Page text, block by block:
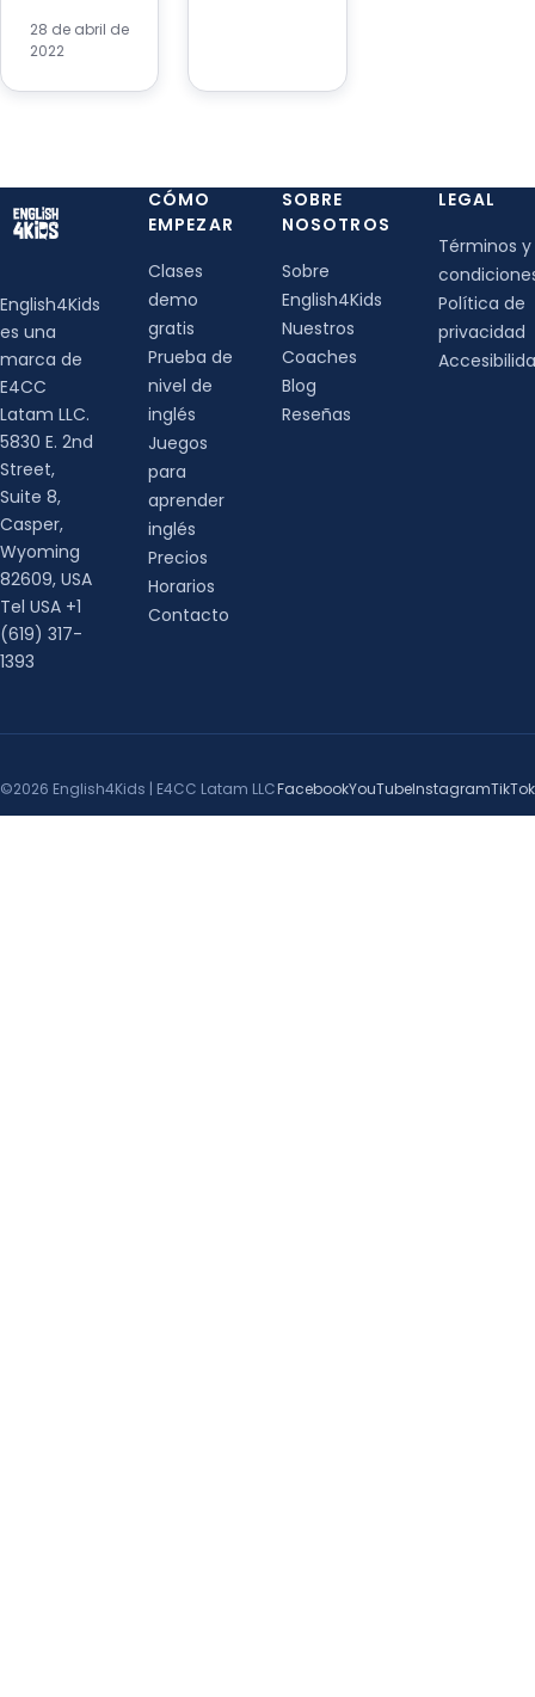
28 de abril de
2022
English4Kids
es una
marca de
E4CC
Latam LLC.
5830 E. 2nd
Street,
Suite 8,
Casper,
Wyoming
82609, USA
Tel USA +1
(619) 317-
1393
CÓMO
EMPEZAR
Clases
demo
gratis
Prueba de
nivel de
inglés
Juegos
para
aprender
inglés
Precios
Horarios
Contacto
SOBRE
NOSOTROS
Sobre
English4Kids
Nuestros
Coaches
Blog
Reseñas
LEGAL
Términos y
Política de
privacidad
©2026 English4Kids | E4CC Latam LLCFacebookYouTubeInstagramTikTok